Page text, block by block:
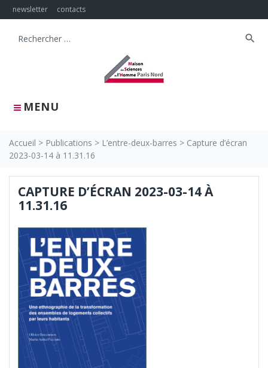
Skip
to
newsletter contacts
MENU
Search
search
Accueil > Publications > L’entre-deux-barres > Capture d’écran
2023-03-14 à 11.31.16
CAPTURE D’ÉCRAN 2023-03-14 À
11.31.16